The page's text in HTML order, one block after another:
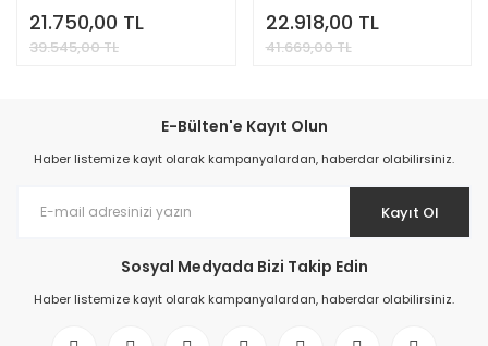
21.750,00 TL
39.545,00 TL
22.918,00 TL
41.669,00 TL
E-Bülten'e Kayıt Olun
Haber listemize kayıt olarak kampanyalardan, haberdar olabilirsiniz.
Kayıt Ol
Sosyal Medyada Bizi Takip Edin
Haber listemize kayıt olarak kampanyalardan, haberdar olabilirsiniz.